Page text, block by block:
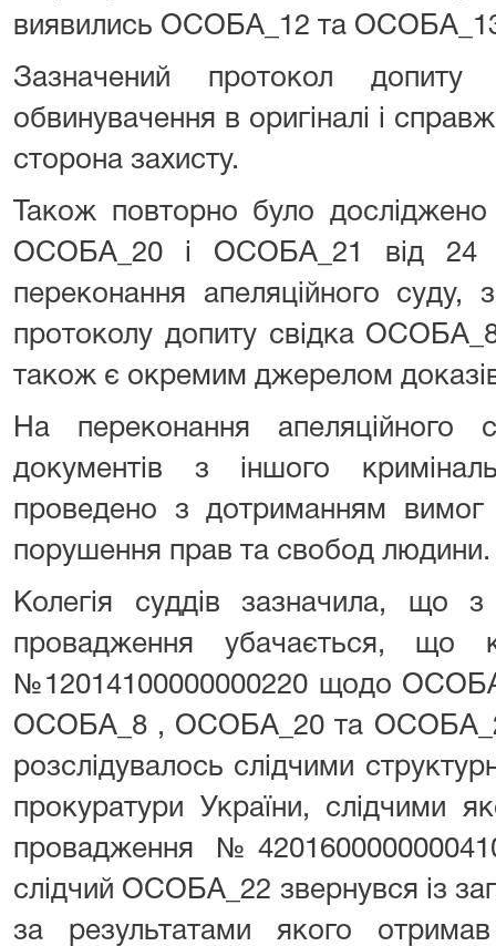
виявились ОСОБА_12 та
Зазначений протокол
обвинувачення в оригіналі і
сторона захисту.
Також повторно було досліджено
ОСОБА_20 і ОСОБА_21 від 24
переконання апеляційного суду,
протоколу допиту свідка
також є окремим джерелом
На переконання апеляційного
документів з іншого
проведено з дотриманням
порушення прав та свобод людини.
Колегія суддів зазначила, що з
провадження убачається, що
№12014100000000220 щодо
ОСОБА_8 , ОСОБА_20 та ОСОБА_21
розслідувалось слідчими
прокуратури України, слідчими
провадження
слідчий ОСОБА_22 звернувся із
за результатами якого